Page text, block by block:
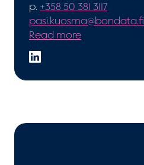
p. +358 50 381 3117
pasi.kuosma@bondata.fi
Read more